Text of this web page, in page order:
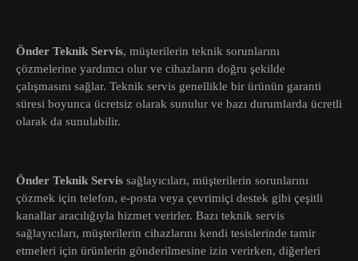
Önder Teknik Servis, müşterilerin teknik sorunlarını
çözmelerine yardımcı olur ve cihazların doğru şekilde
çalışmasını sağlar. Teknik servis genellikle bir ürünün garanti
süresi boyunca ücretsiz olarak sunulur ve bazı durumlarda ücretli
olarak da sunulabilir.
Önder Teknik Servis sağlayıcıları, müşterilerin sorunlarını
çözmek için telefon, e-posta veya çevrimiçi destek gibi çeşitli
kanallar aracılığıyla hizmet verirler. Bazı teknik servis
sağlayıcıları, müşterilerin cihazlarını kendi tesislerinde tamir
etmeleri için ürünlerin gönderilmesine izin verirken, diğerleri